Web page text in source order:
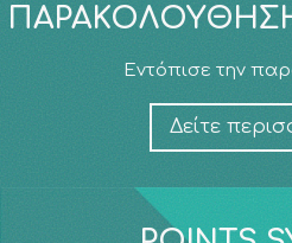
Εντόπισε την
Δείτε